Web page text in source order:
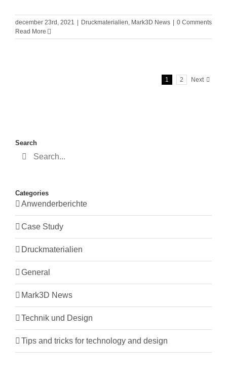
december 23rd, 2021 Druckmaterialien, Mark3D News
0 Comments
Read More
1 2 Next
Search
Search
Categories
Anwenderberichte
Case Study
Druckmaterialien
General
Mark3D News
Technik und Design
Tips and tricks for technology and design